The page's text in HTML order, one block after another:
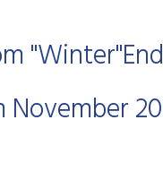
November